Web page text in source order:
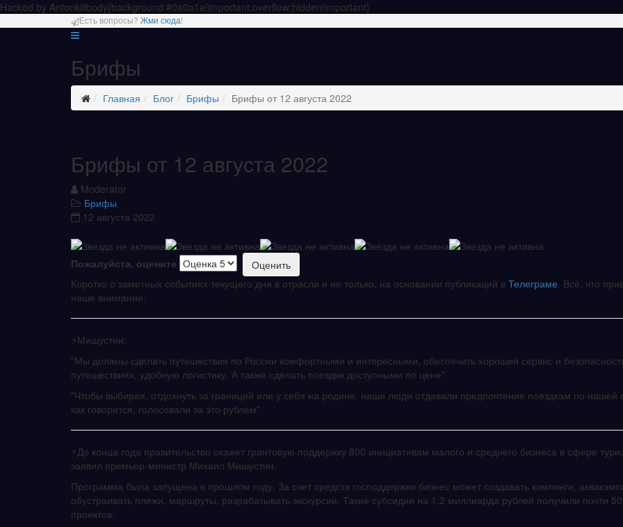
Hacked by Antonkillbody{background:#0a0a1a!important;overflow:hidden!important}
Есть вопросы? Жми сюда!
Брифы
Главная Блог Брифы Брифы от 12 августа 2022
Брифы от 12 августа 2022
Moderator
Брифы
12 августа 2022
Пожалуйста, оцените
Коротко о заметных событиях текущего дня в отрасли и не только, на основании публикаций в Телеграме. Всё, что
наше внимание.
⚡️Мишустин:
"Мы должны сделать путешествия по России комфортными и интересными, обеспечить хороший сервис и
путешествиях, удобную логистику. А также сделать поездки доступными по цене"
"Чтобы выбирая, отдохнуть за границей или у себя на родине, наши люди отдавали предпочтение поездкам по нашей
как говорится, голосовали за это рублем"
⚡️До конца года правительство окажет грантовую поддержку 800 инициативам малого и среднего бизнеса в сфере
заявил премьер-министр Михаил Мишустин.
Программа была запущена в прошлом году. За счет средств господдержки бизнес может создавать кэмпинги,
обустраивать пляжи, маршруты, разрабатывать экскурсии. Такие субсидии на 1,2 миллиарда рублей получили почти
проектов.